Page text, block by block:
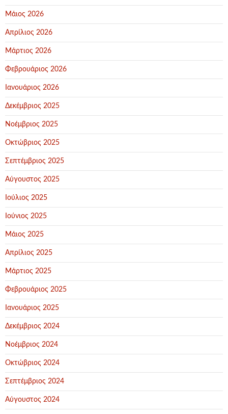
Μάιος 2026
Απρίλιος 2026
Μάρτιος 2026
Φεβρουάριος 2026
Ιανουάριος 2026
Δεκέμβριος 2025
Νοέμβριος 2025
Οκτώβριος 2025
Σεπτέμβριος 2025
Αύγουστος 2025
Ιούλιος 2025
Ιούνιος 2025
Μάιος 2025
Απρίλιος 2025
Μάρτιος 2025
Φεβρουάριος 2025
Ιανουάριος 2025
Δεκέμβριος 2024
Νοέμβριος 2024
Οκτώβριος 2024
Σεπτέμβριος 2024
Αύγουστος 2024